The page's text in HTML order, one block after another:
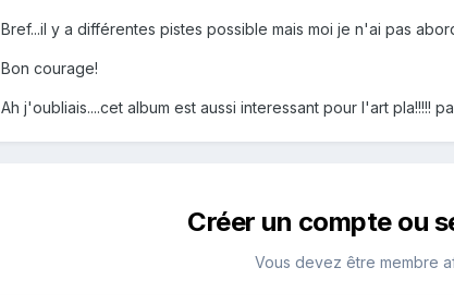
Bref...il y a différentes pistes possible mais moi je n'ai pas
Bon courage!
Ah j'oubliais....cet album est aussi interessant pour l'art pla!!!!!
Créer un compte ou
Vous devez être membre